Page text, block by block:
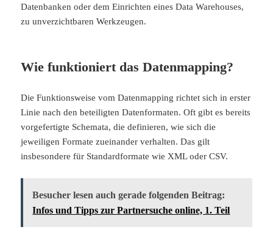
Datenbanken oder dem Einrichten eines Data Warehouses,
zu unverzichtbaren Werkzeugen.
Wie funktioniert das Datenmapping?
Die Funktionsweise vom Datenmapping richtet sich in erster
Linie nach den beteiligten Datenformaten. Oft gibt es bereits
vorgefertigte Schemata, die definieren, wie sich die
jeweiligen Formate zueinander verhalten. Das gilt
insbesondere für Standardformate wie XML oder CSV.
Besucher lesen auch gerade folgenden Beitrag:
Infos und Tipps zur Partnersuche online, 1. Teil